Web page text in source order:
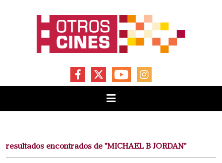
FACEBOOKYOUTUBEINSTAGRAM
resultados encontrados de "MICHAEL B JORDAN"